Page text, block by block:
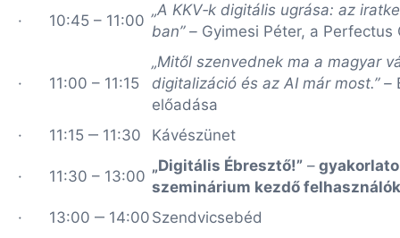
· 10:45 – 11:00
„A KKV‑k digitális ugrása: az
ban” – Gyimesi Péter, a
· 11:00 – 11:15
„Mitől szenvednek ma a magyar
digitalizáció és az AI már most.” –
előadása
· 11:15 ‒ 11:30
Kávészünet
· 11:30 – 13:00
„Digitális Ébresztő!” –
szeminárium kezdő
· 13:00 ‒ 14:00 Szendvicsebéd